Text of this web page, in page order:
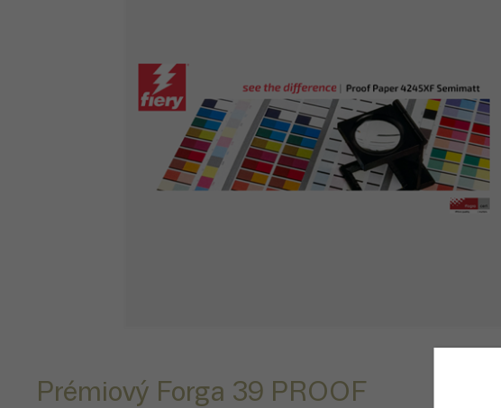
Prémiový Forga 39 PROOF